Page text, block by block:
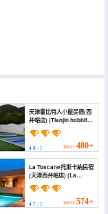
天津霍比特人小屋民宿(西
井峪店) (Tianjin hobbit
cabin B & B (xijingyu
store))
4.9/ 5 HKD 480+
La Toscane托斯卡納民宿
(天津西井峪店) (La
Toscane Tuscany
Homestay Tianjin
4.7/ 5 HKD 574+